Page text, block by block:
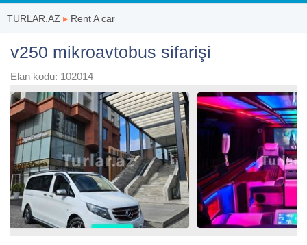
TURLAR.AZ ▸ Rent A car
v250 mikroavtobus sifarişi
Elan kodu: 102014